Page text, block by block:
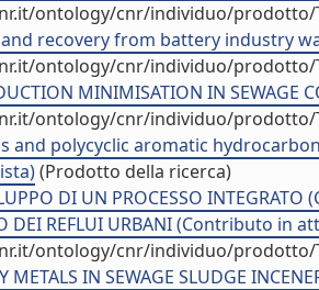
ontology/cnr/individuo/prodotto/
recovery from battery industry
ontology/cnr/individuo/prodotto/
MINIMISATION IN
ontology/cnr/individuo/prodotto/
and polycyclic aromatic
(Prodotto della ricerca)
DI UN PROCESSO
DEI REFLUI URBANI (Contributo in
ontology/cnr/individuo/prodotto/
METALS IN SEWAGE SLUDGE